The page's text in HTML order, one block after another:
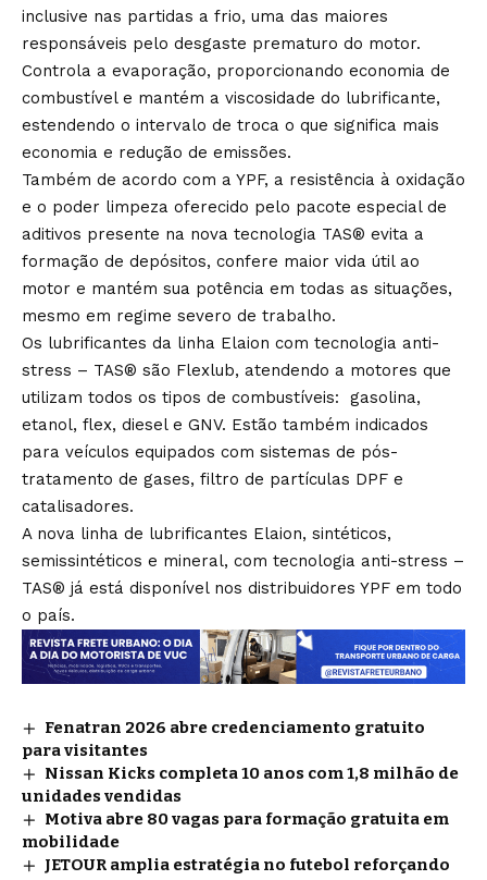
inclusive nas partidas a frio, uma das maiores
responsáveis pelo desgaste prematuro do motor.
Controla a evaporação, proporcionando economia de
combustível e mantém a viscosidade do lubrificante,
estendendo o intervalo de troca o que significa mais
economia e redução de emissões.
Também de acordo com a YPF, a resistência à oxidação
e o poder limpeza oferecido pelo pacote especial de
aditivos presente na nova tecnologia TAS® evita a
formação de depósitos, confere maior vida útil ao
motor e mantém sua potência em todas as situações,
mesmo em regime severo de trabalho.
Os lubrificantes da linha Elaion com tecnologia anti-
stress – TAS® são Flexlub, atendendo a motores que
utilizam todos os tipos de combustíveis: gasolina,
etanol, flex, diesel e GNV. Estão também indicados
para veículos equipados com sistemas de pós-
tratamento de gases, filtro de partículas DPF e
catalisadores.
A nova linha de lubrificantes Elaion, sintéticos,
semissintéticos e mineral, com tecnologia anti-stress –
TAS® já está disponível nos distribuidores YPF em todo
o país.
Fenatran 2026 abre credenciamento gratuito
para visitantes
Nissan Kicks completa 10 anos com 1,8 milhão de
unidades vendidas
Motiva abre 80 vagas para formação gratuita em
mobilidade
JETOUR amplia estratégia no futebol reforçando